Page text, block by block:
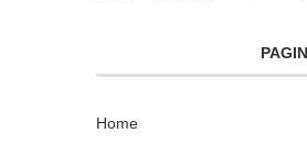
Home